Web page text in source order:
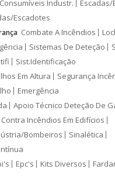
Consumíveis Industr.
Escadotes
Combate A Incêndios
Sistemas De Deteção
Sist.Identificação
Em Altura
Segurança
Emergência
Apoio Técnico Deteção De
Incêndios Em Edifícios
Bombeiros
Sinalética
Epc's Kits Diversos